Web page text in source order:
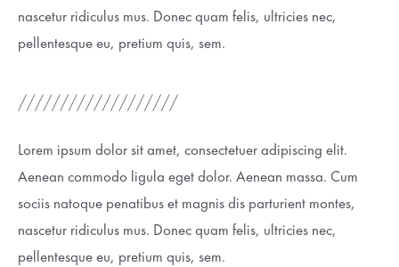
nascetur ridiculus mus. Donec quam felis, ultricies nec,
pellentesque eu, pretium quis, sem.
Lorem ipsum dolor sit amet, consectetuer adipiscing elit.
Aenean commodo ligula eget dolor. Aenean massa. Cum
sociis natoque penatibus et magnis dis parturient montes,
nascetur ridiculus mus. Donec quam felis, ultricies nec,
pellentesque eu, pretium quis, sem.